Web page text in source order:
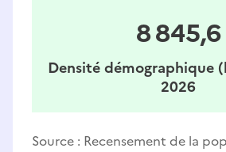
8 845,6
Densité démographique
2026
Source : Recensement de la